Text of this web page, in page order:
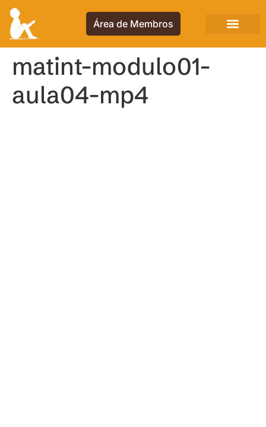
Área de Membros
matint-modulo01-
aula04-mp4